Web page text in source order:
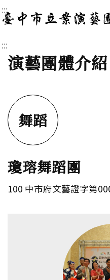
:::
臺中市立
:::
演藝團體介紹
舞蹈
瓊瑢舞蹈團
100 中市府文藝證字第